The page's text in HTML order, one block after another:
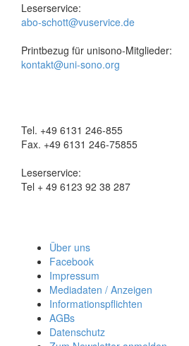
Leserservice:
abo-schott@vuservice.de
Printbezug für unisono-Mitglieder:
kontakt@uni-sono.org
Tel. +49 6131 246-855
Fax. +49 6131 246-75855
Leserservice:
Tel + 49 6123 92 38 287
Über uns
Facebook
Impressum
Mediadaten / Anzeigen
Informationspflichten
AGBs
Datenschutz